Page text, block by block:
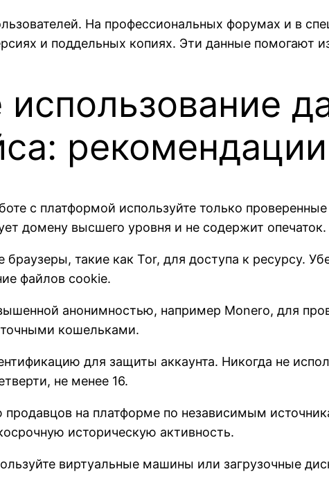
На профессиональных форумах и в
и поддельных копиях. Эти данные помогают
рекомендации
с платформой используйте только
домену высшего уровня и не содержит опечаток.
такие как Tor, для доступа к ресурсу.
файлов cookie.
анонимностью, например Monero, для
кошельками.
для защиты аккаунта. Никогда не
не менее 16.
продавцов на платформе по независимым
историческую активность.
виртуальные машины или загрузочные